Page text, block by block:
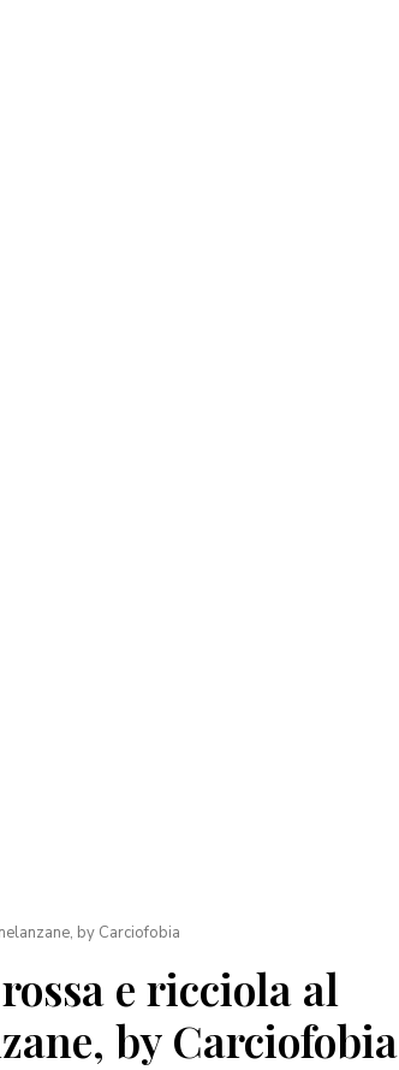
by Carciofobia
e ricciola al
by Carciofobia